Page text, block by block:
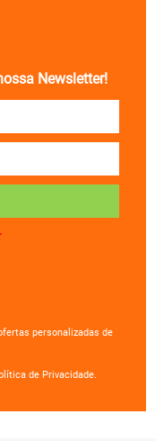
Newsletter!
personalizadas de
de Privacidade.